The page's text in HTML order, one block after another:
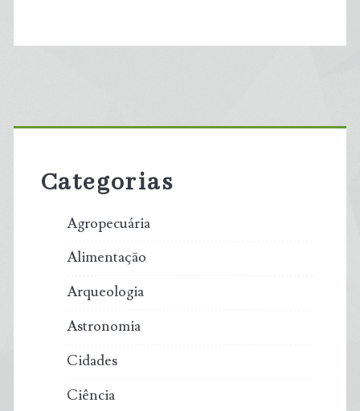
Primary
Sidebar
Categorias
Agropecuária
Alimentação
Arqueologia
Astronomia
Cidades
Ciência